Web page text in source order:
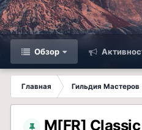
Обзор
Главная Гильдия Мастеров
M[FR]